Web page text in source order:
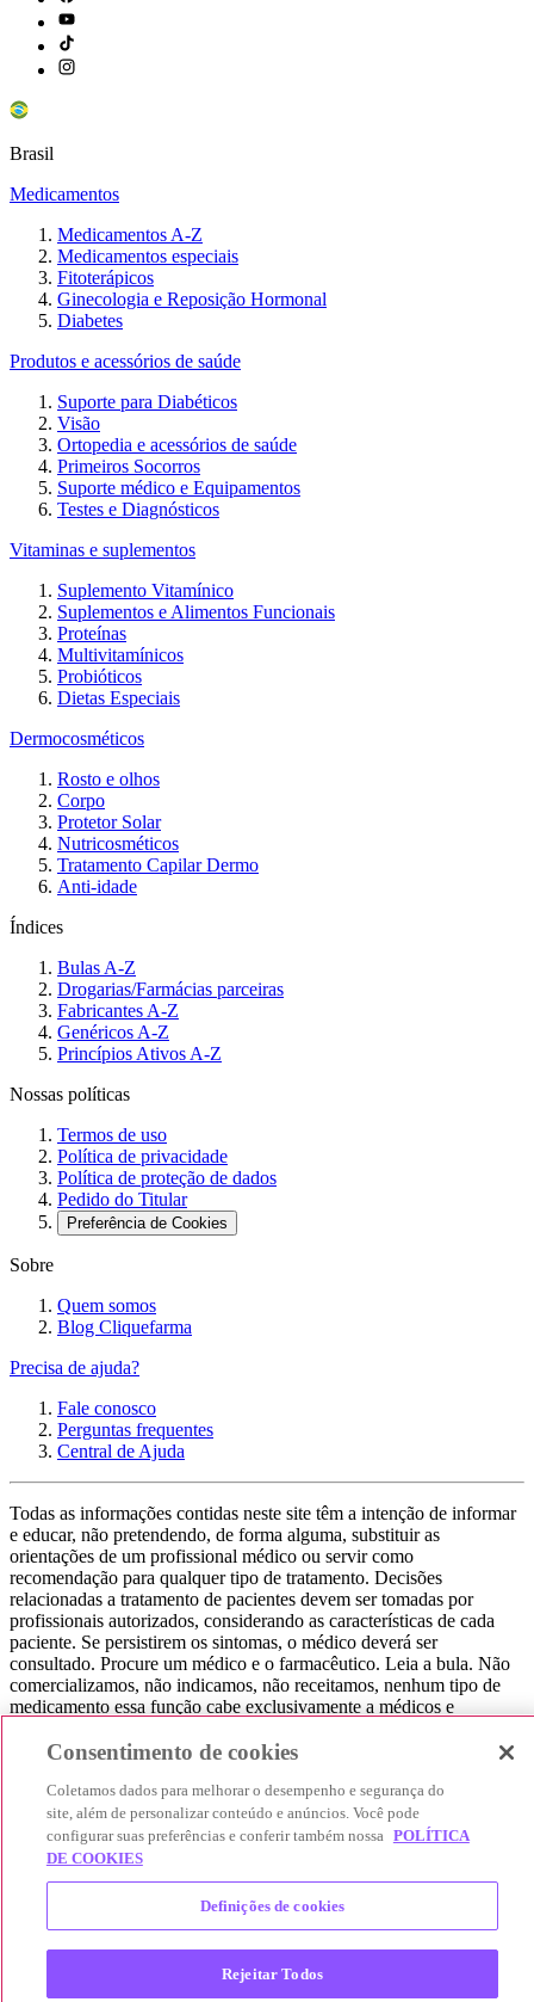
Brasil
Medicamentos
Medicamentos A-Z
Medicamentos especiais
Fitoterápicos
Ginecologia e Reposição Hormonal
Diabetes
Produtos e acessórios de saúde
Suporte para Diabéticos
Visão
Ortopedia e acessórios de saúde
Primeiros Socorros
Suporte médico e Equipamentos
Testes e Diagnósticos
Vitaminas e suplementos
Suplemento Vitamínico
Suplementos e Alimentos Funcionais
Proteínas
Multivitamínicos
Probióticos
Dietas Especiais
Dermocosméticos
Rosto e olhos
Corpo
Protetor Solar
Nutricosméticos
Tratamento Capilar Dermo
Anti-idade
Índices
Bulas A-Z
Drogarias/Farmácias parceiras
Fabricantes A-Z
Genéricos A-Z
Princípios Ativos A-Z
Nossas políticas
Termos de uso
Política de privacidade
Política de proteção de dados
Pedido do Titular
Preferência de Cookies
Sobre
Quem somos
Blog Cliquefarma
Precisa de ajuda?
Fale conosco
Perguntas frequentes
Central de Ajuda
Todas as informações contidas neste site têm a intenção de informar
e educar, não pretendendo, de forma alguma, substituir as
orientações de um profissional médico ou servir como
recomendação para qualquer tipo de tratamento. Decisões
relacionadas a tratamento de pacientes devem ser tomadas por
profissionais autorizados, considerando as características de cada
paciente. Se persistirem os sintomas, o médico deverá ser
consultado. Procure um médico e o farmacêutico. Leia a bula. Não
comercializamos, não indicamos, não receitamos, nenhum tipo de
medicamento essa função cabe exclusivamente a médicos e
consultar seu médico. Não somos uma loja ou marketplace, ou seja,
que você encontre o preço mais barato, comparando os preços de
produtos farmacêuticos. Contribuímos e damos auxílio para que sua
experiência seja bem-sucedida, mas a finalização da compra
acontece nos sites das nossas lojas parceiras.
© 2025 Afya Participações S.A. - todos os direitos reservados.
Alameda Lorena, 269 - Jardim Paulista - São Paulo / SP - CEP.:
Consentimento de cookies
Coletamos dados para melhorar o desempenho e segurança do
site, além de personalizar conteúdo e anúncios. Você pode
configurar suas preferências e conferir também nossa POLÍTICA
DE COOKIES
Definições de cookies
Rejeitar Todos